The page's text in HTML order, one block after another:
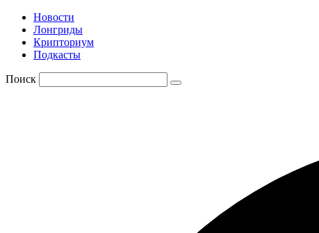
Новости
Лонгриды
Крипториум
Подкасты
Поиск